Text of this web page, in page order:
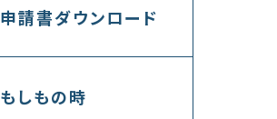
申請書ダウンロード
もしもの時